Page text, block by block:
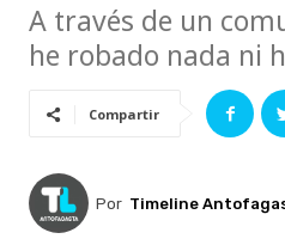
A través de un
he robado nada ni
Compartir
Por Timeline